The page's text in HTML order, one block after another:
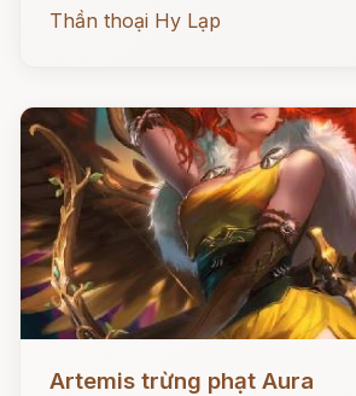
Thần thoại Hy Lạp
Artemis trừng phạt Aura